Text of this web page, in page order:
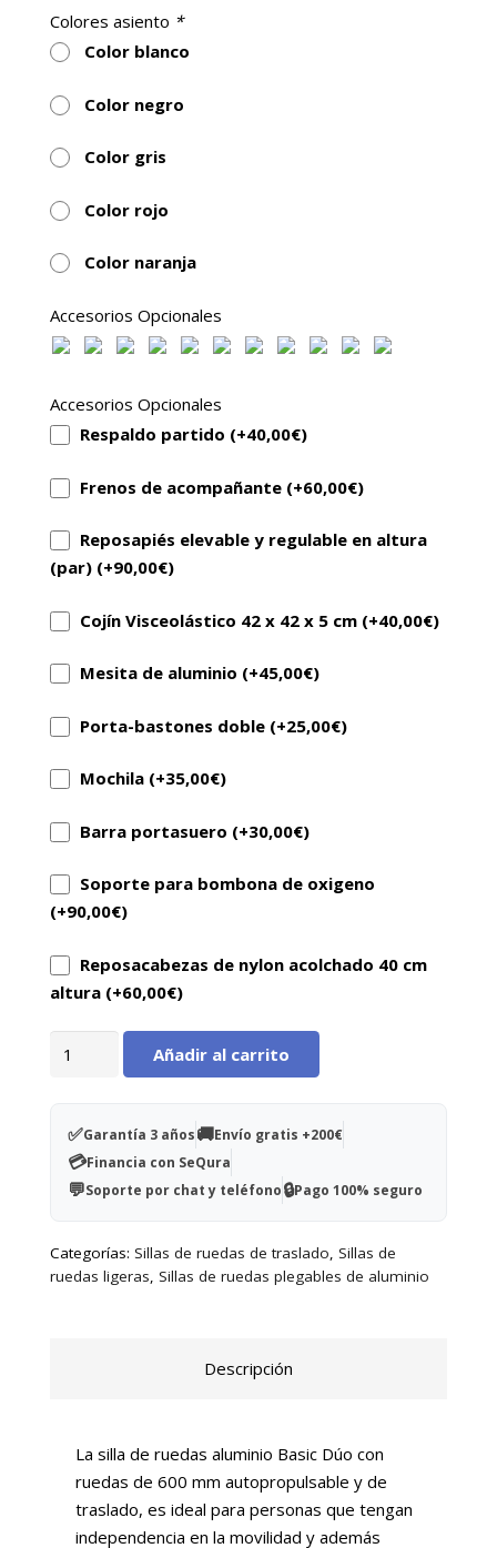
Colores asiento *
Color blanco
Color negro
Color gris
Color rojo
Color naranja
Accesorios Opcionales
Accesorios Opcionales
Respaldo partido (+40,00€)
Frenos de acompañante (+60,00€)
Reposapiés elevable y regulable en altura
(par) (+90,00€)
Cojín Visceolástico 42 x 42 x 5 cm (+40,00€)
Mesita de aluminio (+45,00€)
Porta-bastones doble (+25,00€)
Mochila (+35,00€)
Barra portasuero (+30,00€)
Soporte para bombona de oxigeno
(+90,00€)
Reposacabezas de nylon acolchado 40 cm
altura (+60,00€)
aluminio
Basic
Dúo
Añadir al carrito
✅Garantía 3 años🚚Envío gratis +200€
💳Financia con SeQura
💬Soporte por chat y teléfono🔒Pago 100% seguro
Categorías: Sillas de ruedas de traslado Sillas de
ruedas ligeras Sillas de ruedas plegables de aluminio
Descripción
La silla de ruedas aluminio Basic Dúo con
ruedas de 600 mm autopropulsable y de
traslado, es ideal para personas que tengan
independencia en la movilidad y además